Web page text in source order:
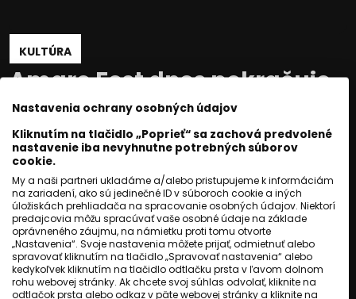
KULTÚRA
Amaro Fest dnes pokračuje.
V Nitre vystúpia Bendig či
Váradi Roma Café.
Jozef Šivák,Róbert Hamburgbadžo
Publikované:19 júl 2026, 12:29
Aktualizované:19 júl 2026, 12:29 1 min. čítania
Nitriansky amfiteáter čaká v nedeľu 19.
Nastavenia ochrany osobných údajov
Kliknutím na tlačidlo „Poprieť“ sa zachová predvolené
nastavenie iba nevyhnutne potrebných súborov
cookie.
My a naši partneri ukladáme a/alebo pristupujeme k informáciám
na zariadení, ako sú jedinečné ID v súboroch cookie a iných
úložiskách prehliadača na spracovanie osobných údajov. Niektorí
predajcovia môžu spracúvať vaše osobné údaje na základe
oprávneného záujmu, na námietku proti tomu otvorte
„Nastavenia“. Svoje nastavenia môžete prijať, odmietnuť alebo
spravovať kliknutím na tlačidlo „Spravovať nastavenia“ alebo
kedykoľvek kliknutím na tlačidlo odtlačku prsta v ľavom dolnom
rohu webovej stránky. Ak chcete svoj súhlas odvolať, kliknite na
odtlačok prsta alebo odkaz v päte webovej stránky a kliknite na